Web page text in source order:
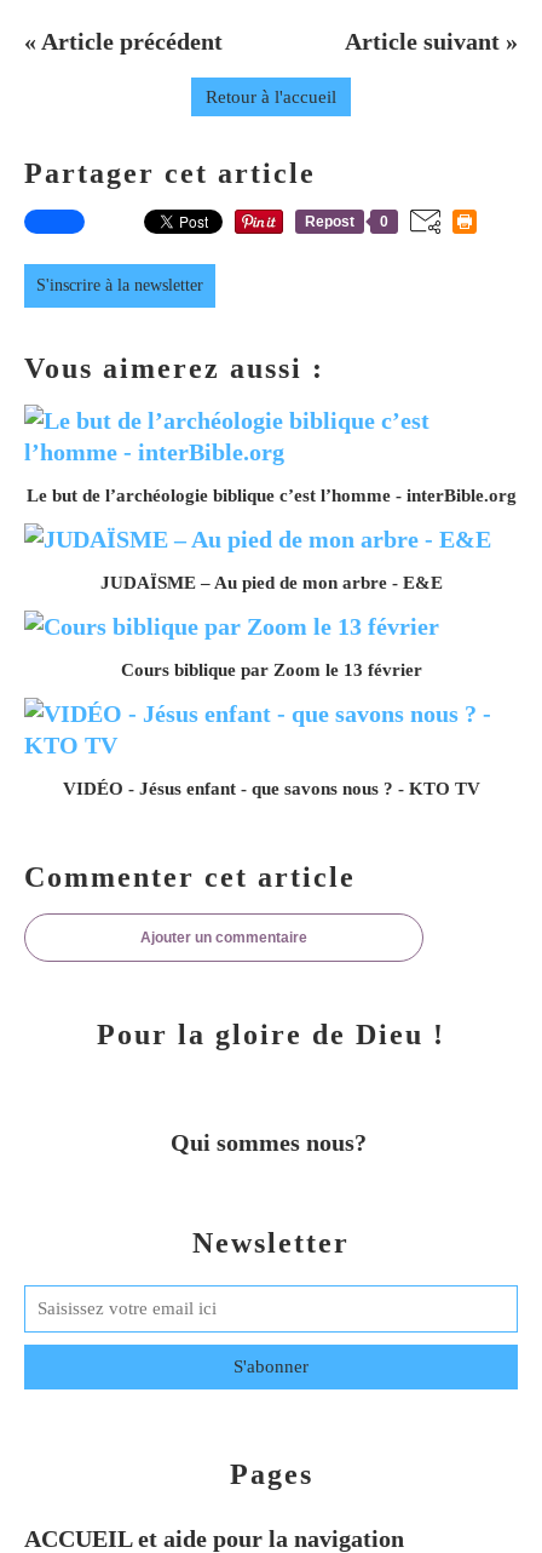
« Article précédent Article suivant »
Retour à l'accueil
Partager cet article
Repost 0
S'inscrire à la newsletter
Vous aimerez aussi :
Le but de l’archéologie biblique c’est l’homme - interBible.org
JUDAÏSME – Au pied de mon arbre - E&E
Cours biblique par Zoom le 13 février
VIDÉO - Jésus enfant - que savons nous ? - KTO TV
Commenter cet article
Ajouter un commentaire
Newsletter
Pages
ACCUEIL et aide pour la navigation
Pour la gloire de Dieu !
Qui sommes nous?